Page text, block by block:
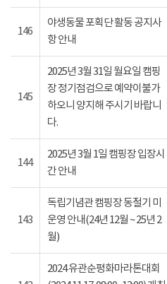
146
야생동물 포획단 활동 공지사
항 안내
145
2025년 3월 31일 월요일 캠핑
장 정기점검으로 예약이불가
하오니 양지해 주시기 바랍니
다.
144
2025년 3월 1일 캠핑장 입장시
간 안내
143
독립기념관 캠핑장 동절기 미
운영 안내(24년 12월 ~ 25년 2
월)
2024 유관순평화마라톤대회